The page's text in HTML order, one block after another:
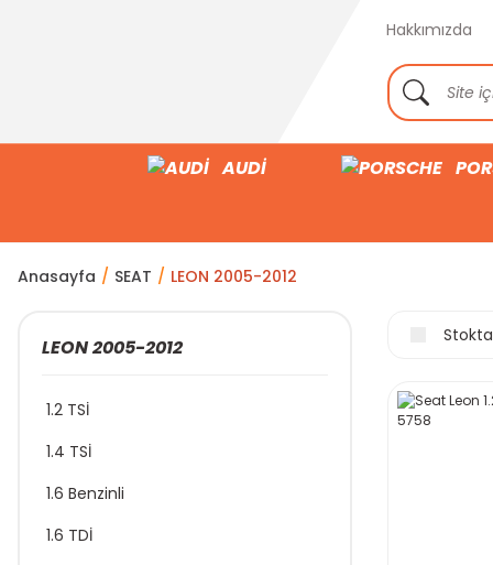
Hakkımızda
AUDİ
Anasayfa SEAT LEON 2005-2012
LEON 2005-2012
1.2 TSİ
1.4 TSİ
1.6 Benzinli
1.6 TDİ